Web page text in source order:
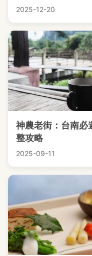
2025-12-20
神農老街：台南必
整攻略
2025-09-11